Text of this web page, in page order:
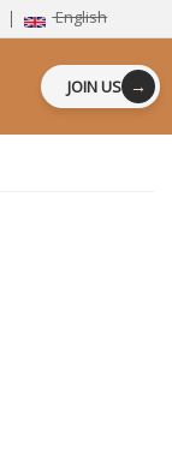
English
JOIN US →